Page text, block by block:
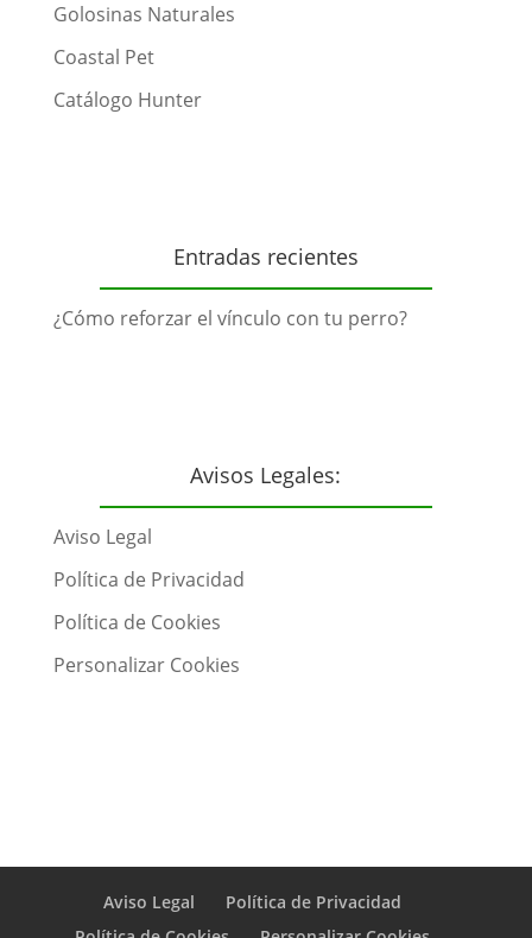
Golosinas Naturales
Coastal Pet
Catálogo Hunter
Entradas recientes
¿Cómo reforzar el vínculo con tu perro?
Avisos Legales:
Aviso Legal
Política de Privacidad
Política de Cookies
Personalizar Cookies
Aviso Legal
Política de Privacidad